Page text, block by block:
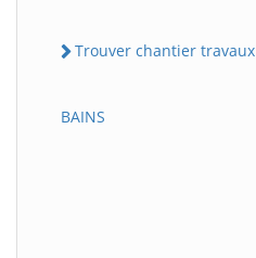
Trouver chantier travaux
BAINS